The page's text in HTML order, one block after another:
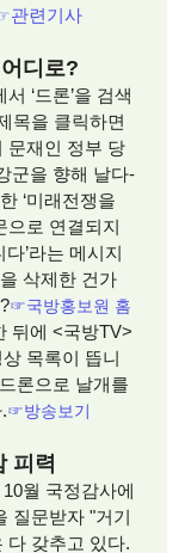
관련기사
디로?
‘드론’을 검색
목을 클릭하면
문재인 정부 당
군을 향해 날다-
‘미래전쟁을
으로 연결되지
’라는 메시지
삭제한 건가
☞국방홍보원 홈
뒤에 <국방TV>
목록이 뜹니
론으로 날개를
☞방송보기
피력
월 국정감사에
질문받자 "거기
다 갖추고 있다.